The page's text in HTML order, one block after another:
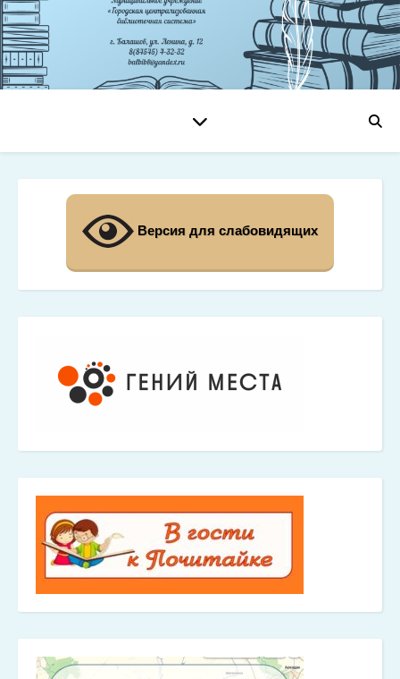
Версия для слабовидящих